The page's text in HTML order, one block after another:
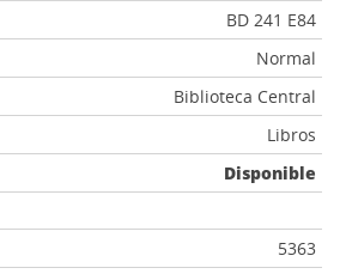
BD 241 E84
Normal
Biblioteca Central
Libros
Disponible
5363